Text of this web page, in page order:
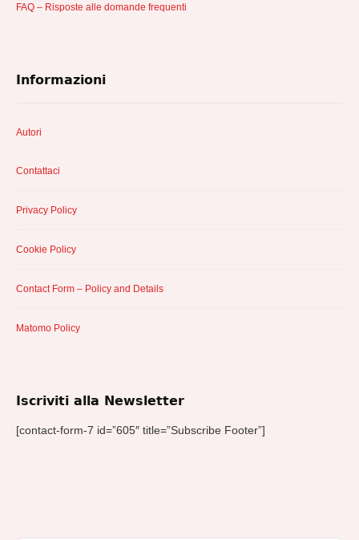
FAQ – Risposte alle domande frequenti
Informazioni
Autori
Contattaci
Privacy Policy
Cookie Policy
Contact Form – Policy and Details
Matomo Policy
Iscriviti alla Newsletter
[contact-form-7 id=”605″ title=”Subscribe Footer”]